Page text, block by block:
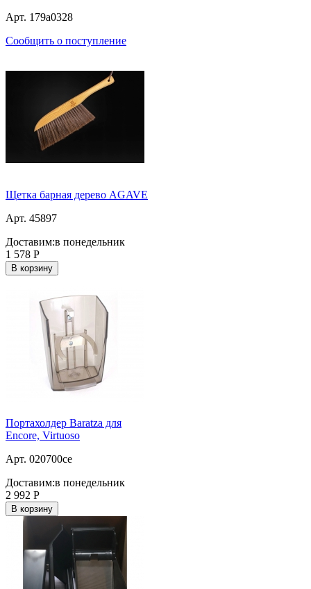
Арт. 179a0328
Сообщить о поступление
Щетка барная дерево AGAVE
Арт. 45897
Доставим:в понедельник
1 578 Р
В корзину
Портахолдер Baratza для
Encore, Virtuoso
Арт. 020700ce
Доставим:в понедельник
2 992 Р
В корзину